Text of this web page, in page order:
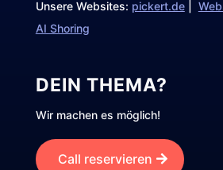
Unsere Websites: pickert.de|
AI Shoring
DEIN THEMA?
Wir machen es möglich!
Call reservieren